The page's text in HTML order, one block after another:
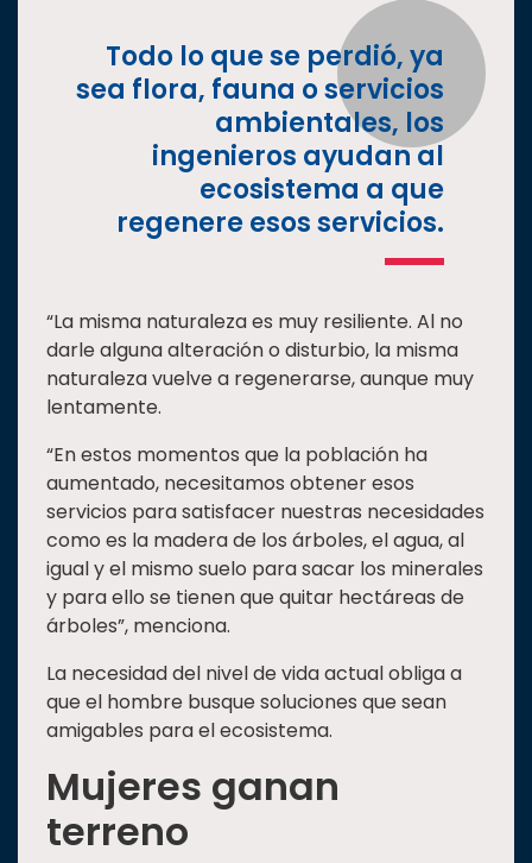
Todo lo que se perdió, ya
sea flora, fauna o servicios
ambientales, los
ingenieros ayudan al
ecosistema a que
regenere esos servicios.
“La misma naturaleza es muy resiliente. Al no
darle alguna alteración o disturbio, la misma
naturaleza vuelve a regenerarse, aunque muy
lentamente.
“En estos momentos que la población ha
aumentado, necesitamos obtener esos
servicios para satisfacer nuestras necesidades
como es la madera de los árboles, el agua, al
igual y el mismo suelo para sacar los minerales
y para ello se tienen que quitar hectáreas de
árboles”, menciona.
La necesidad del nivel de vida actual obliga a
que el hombre busque soluciones que sean
amigables para el ecosistema.
Mujeres ganan
terreno